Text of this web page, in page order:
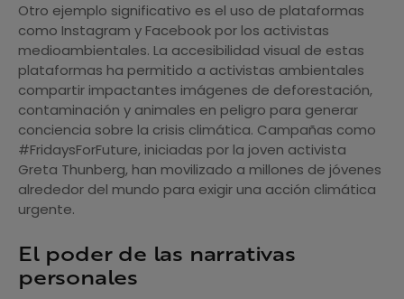
Otro ejemplo significativo es el uso de plataformas
como Instagram y Facebook por los activistas
medioambientales. La accesibilidad visual de estas
plataformas ha permitido a activistas ambientales
compartir impactantes imágenes de deforestación,
contaminación y animales en peligro para generar
conciencia sobre la crisis climática. Campañas como
#FridaysForFuture, iniciadas por la joven activista
Greta Thunberg, han movilizado a millones de jóvenes
alrededor del mundo para exigir una acción climática
urgente.
El poder de las narrativas
personales